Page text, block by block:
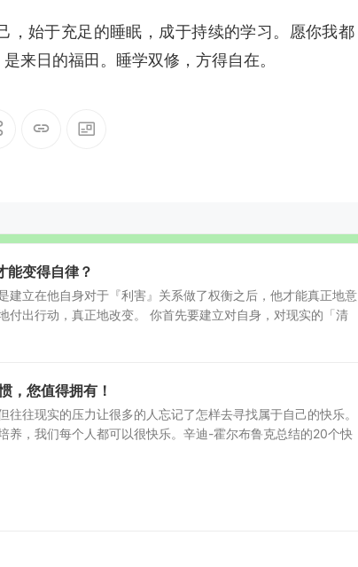
，始于充足的睡眠，成于持续的学习。愿你我都
来日的福田。睡学双修，方得自在。
能变得自律？
建立在他自身对于『利害』关系做了权衡之后，他才能真正地意
付出行动，真正地改变。 你首先要建立对自身，对现实的「清
，您值得拥有！
往往现实的压力让很多的人忘记了怎样去寻找属于自己的快乐。
养，我们每个人都可以很快乐。辛迪-霍尔布鲁克总结的20个快